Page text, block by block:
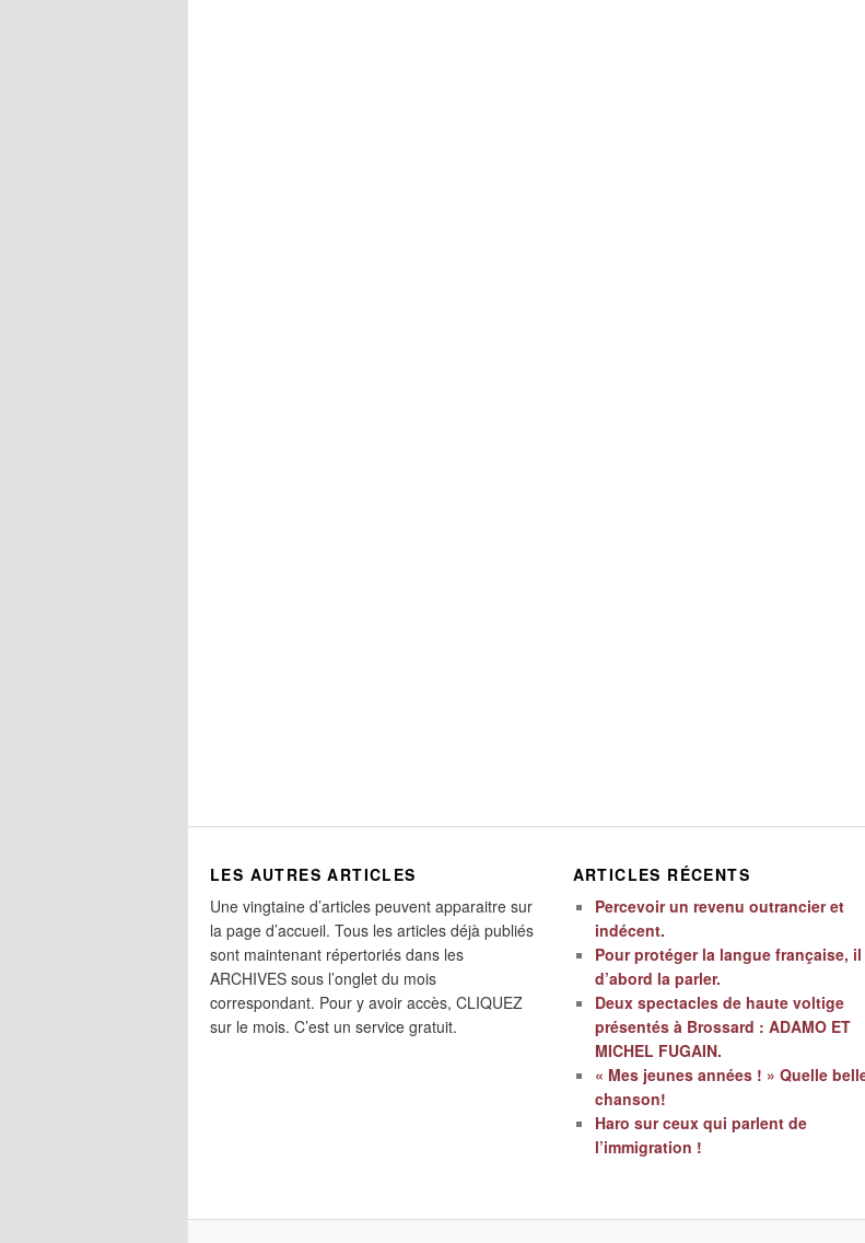
LES AUTRES ARTICLES
Une vingtaine d’articles peuvent apparaitre sur
la page d’accueil. Tous les articles déjà publiés
sont maintenant répertoriés dans les
ARCHIVES sous l’onglet du mois
correspondant. Pour y avoir accès, CLIQUEZ
sur le mois. C’est un service gratuit.
ARTICLES RÉCENTS
Percevoir un revenu outrancier et
indécent.
Pour protéger la langue française,
d’abord la parler.
Deux spectacles de haute voltige
présentés à Brossard : ADAMO ET
MICHEL FUGAIN.
« Mes jeunes années ! » Quelle
chanson!
Haro sur ceux qui parlent de
l’immigration !